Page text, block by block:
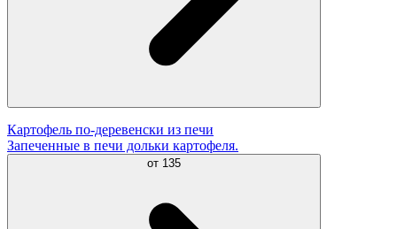
Картофель по-деревенски из печи
Запеченные в печи дольки картофеля.
от 135